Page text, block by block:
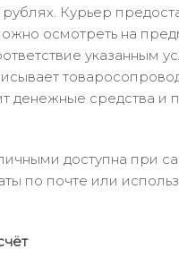
Курьер
осмотреть на
указанным
денежные средства и
доступна при
по почте или